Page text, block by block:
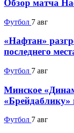
Обзор матча
Футбол 7 авг
«Нафтан»
последнего
Футбол 7 авг
Минское
Футбол 7 авг